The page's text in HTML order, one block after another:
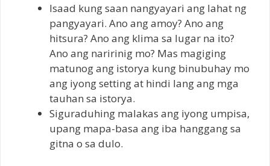
Isaad kung saan nangyayari ang lahat ng
pangyayari. Ano ang amoy? Ano ang
hitsura? Ano ang klima sa lugar na ito?
Ano ang naririnig mo? Mas magiging
matunog ang istorya kung binubuhay mo
ang iyong setting at hindi lang ang mga
tauhan sa istorya.
Siguraduhing malakas ang iyong umpisa,
upang mapa-basa ang iba hanggang sa
gitna o sa dulo.